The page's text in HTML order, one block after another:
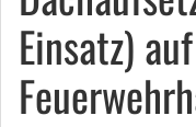
Einsatz)